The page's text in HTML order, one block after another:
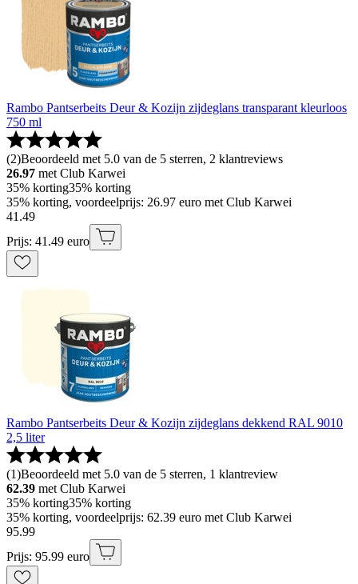
Rambo Pantserbeits Deur & Kozijn zijdeglans transparant kleurloos
750 ml
(2)Beoordeeld met 5.0 van de 5 sterren, 2 klantreviews
26.97 met Club Karwei
35% korting35% korting
35% korting, voordeelprijs: 26.97 euro met Club Karwei
41 .49
Prijs: 41.49 euro
Rambo Pantserbeits Deur & Kozijn zijdeglans dekkend RAL 9010
2,5 liter
(1)Beoordeeld met 5.0 van de 5 sterren, 1 klantreview
62.39 met Club Karwei
35% korting35% korting
35% korting, voordeelprijs: 62.39 euro met Club Karwei
95.99
Prijs: 95.99 euro